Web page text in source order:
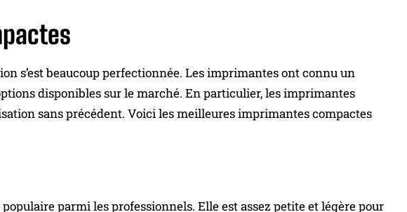
s’est beaucoup perfectionnée. Les imprimantes ont connu un
disponibles sur le marché. En particulier, les imprimantes
sans précédent. Voici les meilleures imprimantes compactes
parmi les professionnels. Elle est assez petite et légère pour